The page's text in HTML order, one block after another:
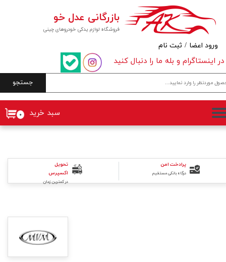
فروشگاه لوازم یدکی خودروهای چینی
بازرگانی عدل خو
جستجو
۰ سبد خرید
در اینستاگرام و بله ما را دنبال کنید
ورود اعضا / ثبت نام
حساب کاربری من
تغییر گذر واژه
سفارشات
خروج از حساب کاربری
تحویل
اکسپرس
در کمترین زمان
پرادخت امن
درگاه بانکی مستقیم